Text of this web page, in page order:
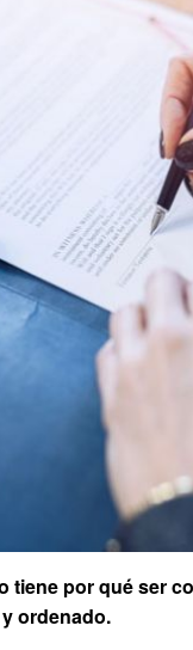
tiene por qué ser
ordenado.